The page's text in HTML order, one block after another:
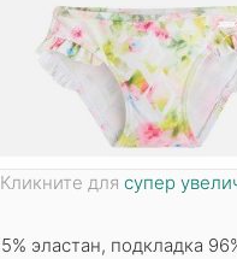
Кликните для супер
эластан, подкладка